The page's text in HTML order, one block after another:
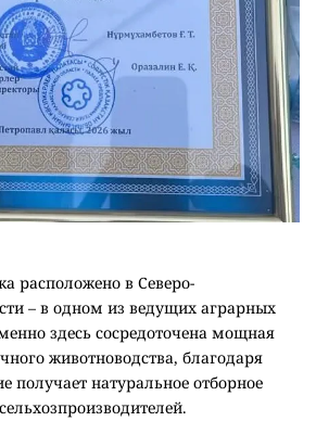
расположено в Северо-
– в одном из ведущих аграрных
здесь сосредоточена мощная
животноводства, благодаря
получает натуральное отборное